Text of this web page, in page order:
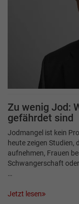
Zu wenig Jod:
gefährdet sind
Jodmangel ist kein
heute zeigen Studien,
aufnehmen, Frauen
Schwangerschaft
…
Jetzt lesen